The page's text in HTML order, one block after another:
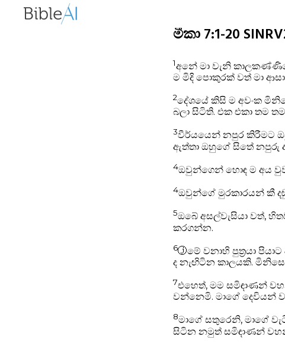
මීකා 7:1-20
1අනේ මා වැනි
ම මිදි පොකුරක් වත් මා
2දේශයේ කිසි ම අවංක
බලා සිටිති. එක එකා තම
3වීර්යයෙන් නපුර කිරීමට
ඇත්තා ඔහුගේ සිතේ නපුරු
4ඔවුන්ගෙන් හොඳ ම අය වුව
4ඔවුන්ගේ මුරකාරයන් කී
5ඔබේ අසල්වැසියා වත්,
කරගන්න.
6ⓙමේ වනාහි පුත්‍රයා
ද නැඟිටින කාලයකි.
7එහෙත්, මම සමිඳාණන්
වන්නෙමි. මාගේ දෙවියන්
8මාගේ සතුරෙනි, මාගේ
සිටින නමුත් සමිඳාණන්